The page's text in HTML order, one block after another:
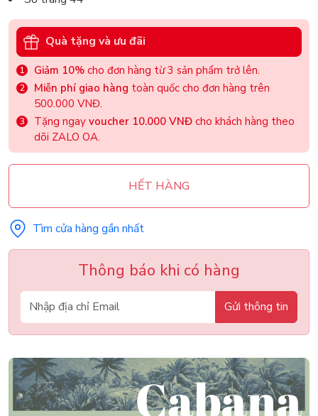
Quà tặng và ưu đãi
Giảm 10% cho đơn hàng từ 3 sản phẩm trở lên.
Miễn phí giao hàng toàn quốc cho đơn hàng trên
500.000 VNĐ.
Tặng ngay voucher 10.000 VNĐ cho khách hàng theo
dõi ZALO OA.
HẾT HÀNG
Tìm cửa hàng gần nhất
Thông báo khi có hàng
Gửi thông tin